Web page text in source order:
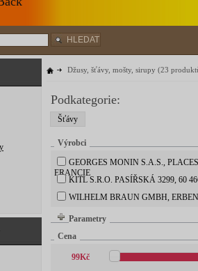
Džusy, šťávy, mošty, sirupy (23
Podkategorie:
Šťávy
Výrobci
GEORGES MONIN S.A.S.,
FRANCIE
KITL S.R.O. PASÍŘSKÁ 3299, 60
WILHELM BRAUN GMBH,
Parametry
Cena
99Kč
HLEDAT